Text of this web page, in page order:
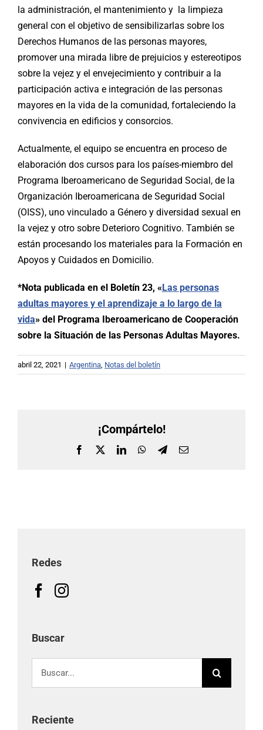
la administración, el mantenimiento y la limpieza
general con el objetivo de sensibilizarlas sobre los
Derechos Humanos de las personas mayores,
promover una mirada libre de prejuicios y estereotipos
sobre la vejez y el envejecimiento y contribuir a la
participación activa e integración de las personas
mayores en la vida de la comunidad, fortaleciendo la
convivencia en edificios y consorcios.
Actualmente, el equipo se encuentra en proceso de
elaboración dos cursos para los países-miembro del
Programa Iberoamericano de Seguridad Social, de la
Organización Iberoamericana de Seguridad Social
(OISS), uno vinculado a Género y diversidad sexual en
la vejez y otro sobre Deterioro Cognitivo. También se
están procesando los materiales para la Formación en
Apoyos y Cuidados en Domicilio.
*Nota publicada en el Boletín 23, «Las personas
adultas mayores y el aprendizaje a lo largo de la
vida» del Programa Iberoamericano de Cooperación
sobre la Situación de las Personas Adultas Mayores.
abril 22, 2021 | Argentina Notas del boletín
¡Compártelo!
Facebook LinkedInWhatsApp
TelegramCorreo
Redes
Buscar
Reciente